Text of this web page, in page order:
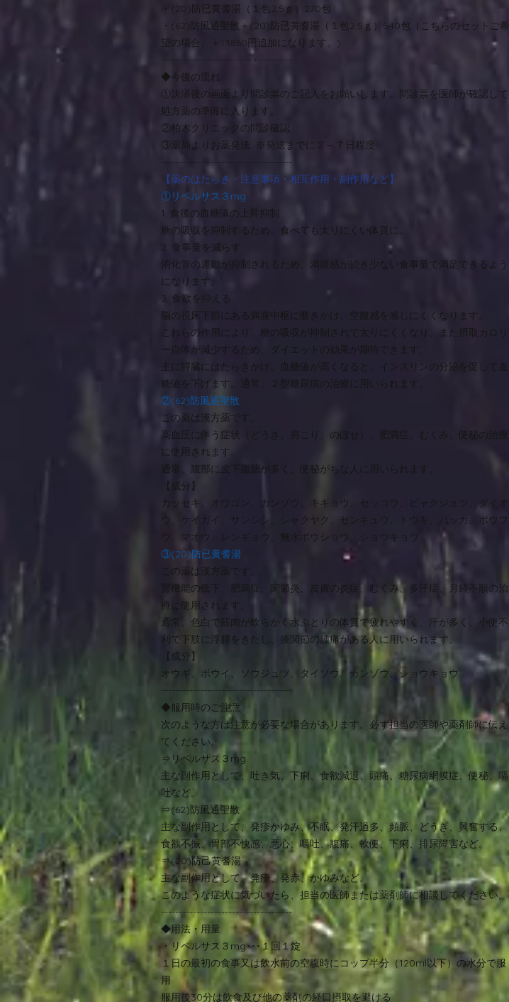
・(20)防已黄耆湯（１包2.5ｇ）270包
・(62)防風通聖散＋(20)防已黄耆湯（１包2.5ｇ）540包（こちらのセットご希
望の場合、＋13860円追加になります。)
-------------------------------------
◆今後の流れ
①決済後の画面より問診票のご記入をお願いします。問診票を医師が確認して
処方薬の準備に入ります。
②柏木クリニックの問診確認
③薬局よりお薬発送 ※発送までに２～７日程度
-------------------------------------
【薬のはたらき・注意事項・相互作用・副作用など】
①リベルサス３mg
1. 食後の血糖値の上昇抑制
糖の吸収を抑制するため、食べても太りにくい体質に。
2. 食事量を減らす
消化管の運動が抑制されるため、満腹感が続き少ない食事量で満足できるよう
になります。
3. 食欲を抑える
脳の視床下部にある満腹中枢に働きかけ、空腹感を感じにくくなります。
これらの作用により、糖の吸収が抑制されて太りにくくなり、また摂取カロリ
ー自体が減少するため、ダイエットの効果が期待できます。
主に膵臓にはたらきかけ、血糖値が高くなると、インスリンの分泌を促して血
糖値を下げます。通常、２型糖尿病の治療に用いられます。
②(62)防風通聖散
この薬は漢方薬です。
高血圧に伴う症状（どうき、肩こり、のぼせ）、肥満症、むくみ、便秘の治療
に使用されます。
通常、腹部に皮下脂肪が多く、便秘がちな人に用いられます。
【成分】
カッセキ、オウゴン、カンゾウ、キキョウ、セッコウ、ビャクジュツ、ダイオ
ウ、ケイガイ、サンシシ、シャクヤク、センキュウ、トウキ、ハッカ、ボウフ
ウ、マオウ、レンギョウ、無水ボウショウ、ショウキョウ
③(20)防已黄耆湯
この薬は漢方薬です。
腎機能の低下、肥満症、関節炎、皮膚の炎症、むくみ、多汗症、月経不順の治
療に使用されます。
通常、色白で筋肉が軟らかく水ぶとりの体質で疲れやすく、汗が多く、小便不
利で下肢に浮腫をきたし、膝関節の腫痛がある人に用いられます。
【成分】
オウギ、ボウイ、ソウジュツ、タイソウ、カンゾウ、ショウキョウ
-------------------------------------
◆服用時のご注意
次のような方は注意が必要な場合があります。必ず担当の医師や薬剤師に伝え
てください。
⇒リベルサス３mg
主な副作用として、吐き気、下痢、食欲減退、頭痛、糖尿病網膜症、便秘、嘔
吐など。
⇒(62)防風通聖散
主な副作用として、発疹かゆみ、不眠、発汗過多、頻脈、どうき、興奮する、
食欲不振、胃部不快感、悪心、嘔吐、腹痛、軟便、下痢、排尿障害など。
⇒(20)防己黄耆湯
主な副作用として、発疹、発赤、かゆみなど。
このような症状に気づいたら、担当の医師または薬剤師に相談してください。
-------------------------------------
◆用法・用量
・リベルサス３mg･･･１回１錠
１日の最初の食事又は飲水前の空腹時にコップ半分（120ml以下）の水分で服
用
服用後30分は飲食及び他の薬剤の経口摂取を避ける